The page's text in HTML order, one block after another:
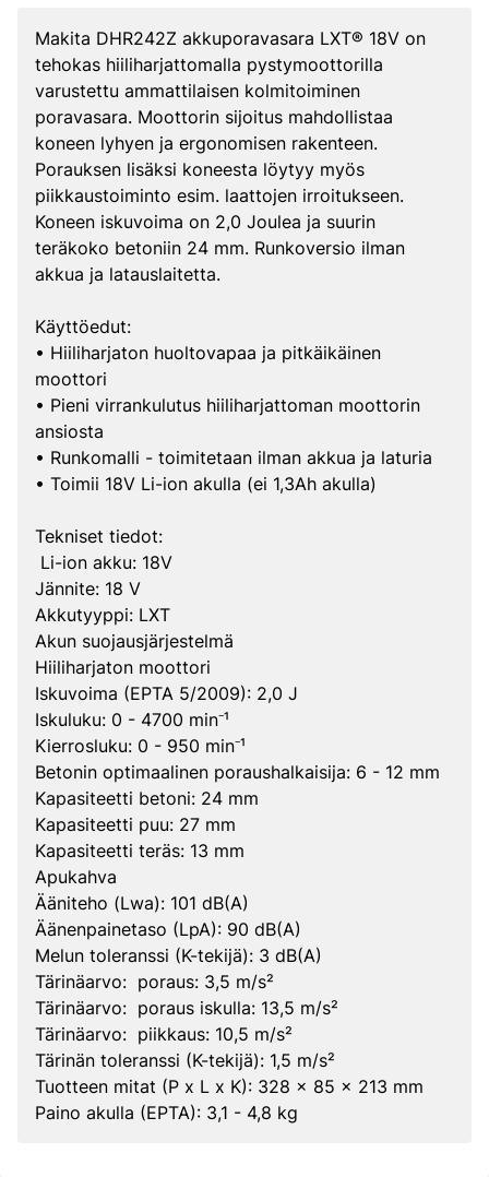
Makita DHR242Z akkuporavasara LXT® 18V on
tehokas hiiliharjattomalla pystymoottorilla
varustettu ammattilaisen kolmitoiminen
poravasara. Moottorin sijoitus mahdollistaa
koneen lyhyen ja ergonomisen rakenteen.
Porauksen lisäksi koneesta löytyy myös
piikkaustoiminto esim. laattojen irroitukseen.
Koneen iskuvoima on 2,0 Joulea ja suurin
teräkoko betoniin 24 mm. Runkoversio ilman
akkua ja latauslaitetta.
Käyttöedut:
• Hiiliharjaton huoltovapaa ja pitkäikäinen
moottori
• Pieni virrankulutus hiiliharjattoman moottorin
ansiosta
• Runkomalli - toimitetaan ilman akkua ja laturia
• Toimii 18V Li-ion akulla (ei 1,3Ah akulla)
Tekniset tiedot:
Li-ion akku: 18V
Jännite: 18 V
Akkutyyppi: LXT
Akun suojausjärjestelmä
Hiiliharjaton moottori
Iskuvoima (EPTA 5/2009): 2,0 J
Iskuluku: 0 - 4700 min⁻¹
Kierrosluku: 0 - 950 min⁻¹
Betonin optimaalinen poraushalkaisija: 6 - 12 mm
Kapasiteetti betoni: 24 mm
Kapasiteetti puu: 27 mm
Kapasiteetti teräs: 13 mm
Apukahva
Ääniteho (Lwa): 101 dB(A)
Äänenpainetaso (LpA): 90 dB(A)
Melun toleranssi (K-tekijä): 3 dB(A)
Tärinäarvo: poraus: 3,5 m/s²
Tärinäarvo: poraus iskulla: 13,5 m/s²
Tärinäarvo: piikkaus: 10,5 m/s²
Tärinän toleranssi (K-tekijä): 1,5 m/s²
Tuotteen mitat (P x L x K): 328 x 85 x 213 mm
Paino akulla (EPTA): 3,1 - 4,8 kg